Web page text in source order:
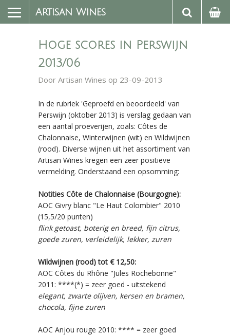
Artisan Wines
Hoge scores in Perswijn
2013/06
Door Artisan Wines op 23-09-2013
In de rubriek 'Geproefd en beoordeeld' van
Perswijn (oktober 2013) is verslag gedaan van
een aantal proeverijen, zoals: Côtes de
Chalonnaise, Winterwijnen (wit) en Wildwijnen
(rood). Diverse wijnen uit het assortiment van
Artisan Wines kregen een zeer positieve
vermelding. Onderstaand een opsomming:
Notities Côte de Chalonnaise (Bourgogne):
AOC Givry blanc "Le Haut Colombier" 2010
(15,5/20 punten)
flink getoast, boterig en breed, fijn citrus,
goede zuren, verleidelijk, lekker, zuren
Wildwijnen (rood) tot € 12,50:
AOC Côtes du Rhône "Jules Rochebonne"
2011: ****(*) = zeer goed - uitstekend
elegant, zwarte olijven, kersen en bramen,
chocola, fijne zuren
AOC Anjou rouge 2010: **** = zeer goed